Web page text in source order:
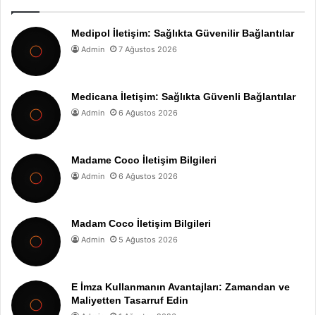
Medipol İletişim: Sağlıkta Güvenilir Bağlantılar
Admin 7 Ağustos 2026
Medicana İletişim: Sağlıkta Güvenli Bağlantılar
Admin 6 Ağustos 2026
Madame Coco İletişim Bilgileri
Admin 6 Ağustos 2026
Madam Coco İletişim Bilgileri
Admin 5 Ağustos 2026
E İmza Kullanmanın Avantajları: Zamandan ve
Maliyetten Tasarruf Edin